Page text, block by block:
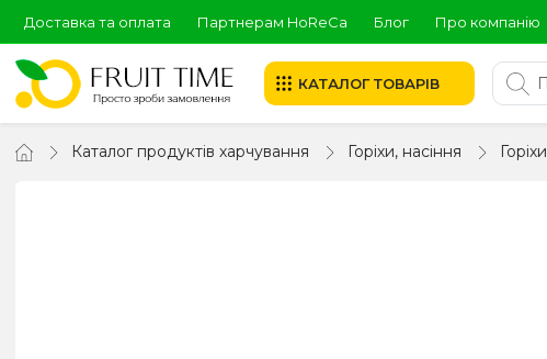
Доставка та оплата Партнерам HoReCa Блог Про компанію
КАТАЛОГ ТОВАРІВ
Каталог продуктів харчування Горіхи, насіння Горіхи